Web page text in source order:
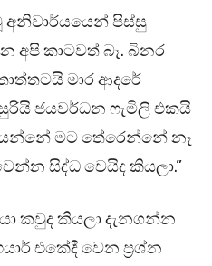
පිස්සු
කාටවත් බෑ. බිනර
මාර ආදරේ
ජයවර්ධන ෆැමිලි එකයි
මට තේරෙන්නේ නෑ
සිද්ධ වෙයිද කියලා.”
කවුද කියලා දැනගන්න
එකේදී වෙන ප්‍රශ්න